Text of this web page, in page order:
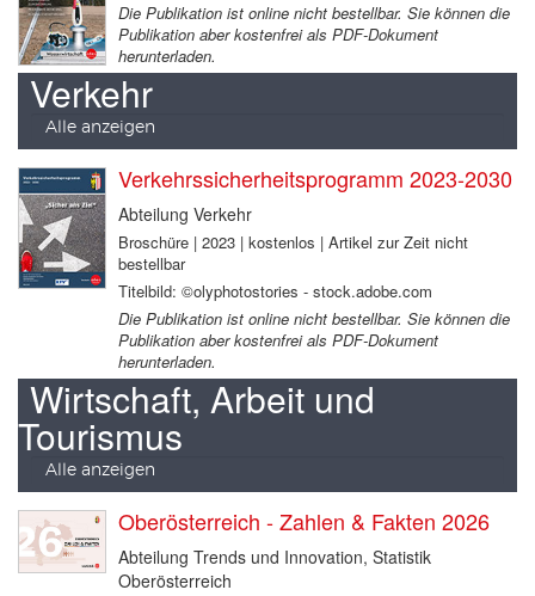
Die Publikation ist online nicht bestellbar. Sie können die
Publikation aber kostenfrei als PDF-Dokument
herunterladen.
Verkehr
Alle anzeigen
Verkehrssicherheitsprogramm 2023-2030
Abteilung Verkehr
Broschüre | 2023 | kostenlos | Artikel zur Zeit nicht
bestellbar
Titelbild: ©olyphotostories - stock.adobe.com
Die Publikation ist online nicht bestellbar. Sie können die
Publikation aber kostenfrei als PDF-Dokument
herunterladen.
Wirtschaft, Arbeit und
Tourismus
Alle anzeigen
Oberösterreich - Zahlen & Fakten 2026
Abteilung Trends und Innovation, Statistik
Oberösterreich